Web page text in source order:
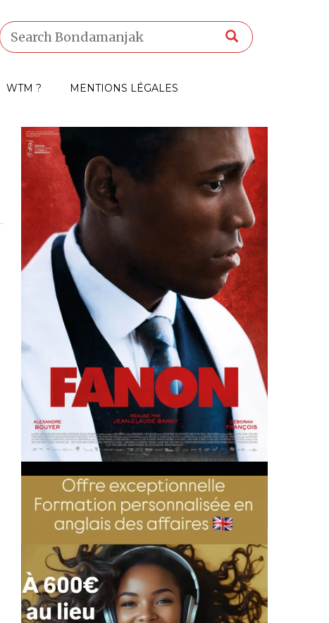
WTM ? MENTIONS LÉGALES